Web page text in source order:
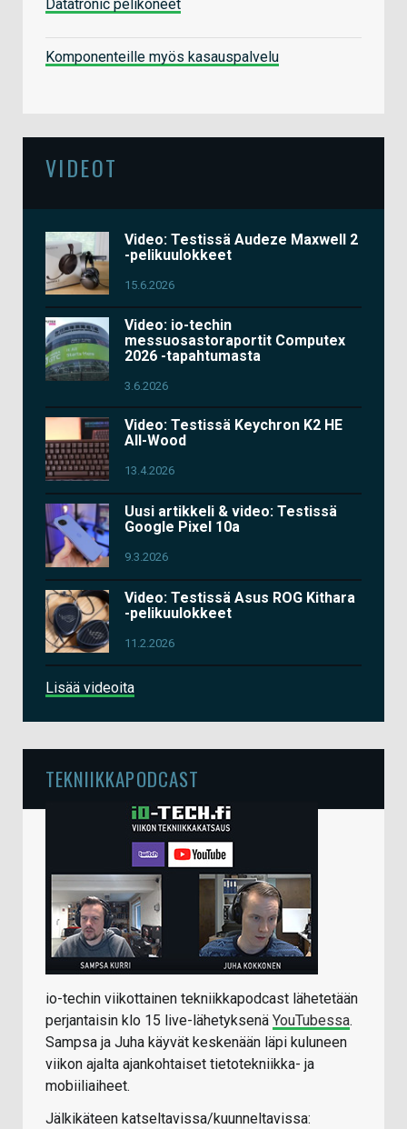
Datatronic pelikoneet
Komponenteille myös kasauspalvelu
VIDEOT
Video: Testissä Audeze Maxwell 2
-pelikuulokkeet
15.6.2026
Video: io-techin
messuosastoraportit Computex
2026 -tapahtumasta
3.6.2026
Video: Testissä Keychron K2 HE
All-Wood
13.4.2026
Uusi artikkeli & video: Testissä
Google Pixel 10a
9.3.2026
Video: Testissä Asus ROG Kithara
-pelikuulokkeet
11.2.2026
Lisää videoita
TEKNIIKKAPODCAST
io-techin viikottainen tekniikkapodcast lähetetään
perjantaisin klo 15 live-lähetyksenä YouTubessa.
Sampsa ja Juha käyvät keskenään läpi kuluneen
viikon ajalta ajankohtaiset tietotekniikka- ja
mobiiliaiheet.
Jälkikäteen katseltavissa/kuunneltavissa: